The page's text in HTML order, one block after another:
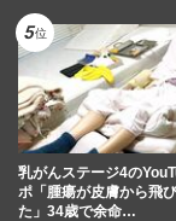
乳がんステージ4の
ポ「腫瘍が皮膚から飛
た」34歳で余命…